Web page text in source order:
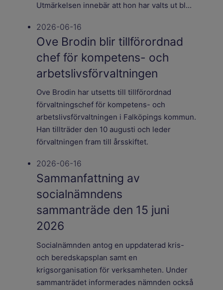
Utmärkelsen innebär att hon har valts ut bl...
2026-06-16
Ove Brodin blir tillförordnad
chef för kompetens- och
arbetslivsförvaltningen
Ove Brodin har utsetts till tillförordnad
förvaltningschef för kompetens- och
arbetslivsförvaltningen i Falköpings kommun.
Han tillträder den 10 augusti och leder
förvaltningen fram till årsskiftet.
2026-06-16
Sammanfattning av
socialnämndens
sammanträde den 15 juni
2026
Socialnämnden antog en uppdaterad kris-
och beredskapsplan samt en
krigsorganisation för verksamheten. Under
sammanträdet informerades nämnden också